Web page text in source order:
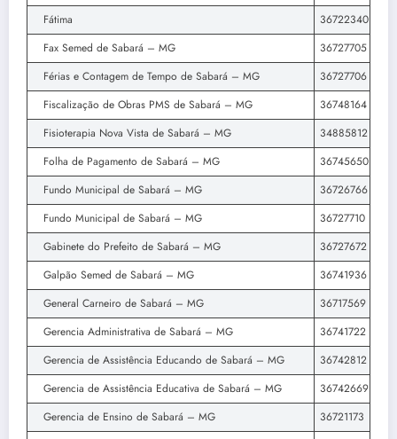
Fátima
36722340
Fax Semed de Sabará – MG
36727705
Férias e Contagem de Tempo de Sabará – MG
36727706
Fiscalização de Obras PMS de Sabará – MG
36748164
Fisioterapia Nova Vista de Sabará – MG
34885812
Folha de Pagamento de Sabará – MG
36745650
Fundo Municipal de Sabará – MG
36726766
Fundo Municipal de Sabará – MG
36727710
Gabinete do Prefeito de Sabará – MG
36727672
Galpão Semed de Sabará – MG
36741936
General Carneiro de Sabará – MG
36717569
Gerencia Administrativa de Sabará – MG
36741722
Gerencia de Assistência Educando de Sabará – MG
36742812
Gerencia de Assistência Educativa de Sabará – MG
36742669
Gerencia de Ensino de Sabará – MG
36721173